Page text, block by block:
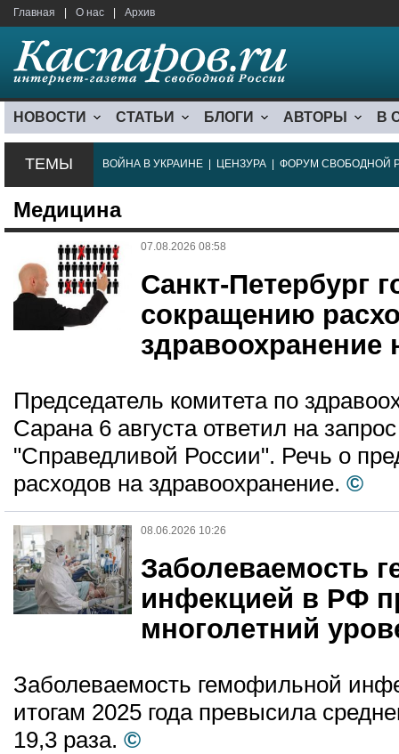
Главная О нас Архив
НОВОСТИ СТАТЬИ БЛОГИ АВТОРЫ В
ТЕМЫ ВОЙНА В УКРАИНЕ ЦЕНЗУРА ФОРУМ СВОБОДНОЙ
Медицина
07.08.2026 08:58
Санкт-Петербург
сокращению
здравоохранение
Председатель комитета по
Сарана 6 августа ответил на
"Справедливой России". Речь о
расходов на здравоохранение. ©
08.06.2026 10:26
Заболеваемость
инфекцией в РФ
многолетний
Заболеваемость гемофильной
итогам 2025 года превысила
19,3 раза. ©